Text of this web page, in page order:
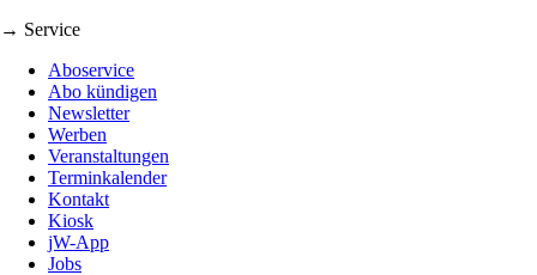
→ Service
Aboservice
Abo kündigen
Newsletter
Werben
Veranstaltungen
Terminkalender
Kontakt
Kiosk
jW-App
Jobs